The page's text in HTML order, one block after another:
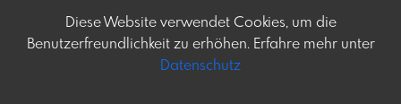
Diese Website verwendet Cookies, um die
Benutzerfreundlichkeit zu erhöhen. Erfahre mehr unter
Datenschutz